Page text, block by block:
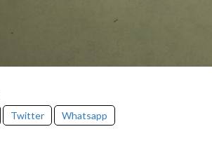
Twitter Whatsapp